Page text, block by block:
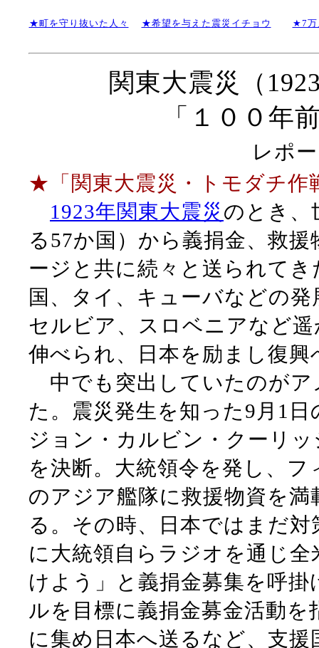
★町を守り抜いた人々 ★希望を与えた震災イチョウ ★7万
関東大震災（
「１００年
レポ
★「関東大震災・トモダチ作
1923年関東大震災 のとき、
る57か国）から義捐金、救
ージと共に続々と送られて
国、タイ、キューバなどの
セルビア、スロベニアなど
伸べられ、日本を励まし復
中でも突出していたのがア
た。震災発生を知った9月1
ジョン・カルビン・クーリ
を決断。大統領令を発し、
のアジア艦隊に救援物資を
る。その時、日本ではまだ
に大統領自らラジオを通じ
けよう」と義捐金募集を呼
ルを目標に義捐金募金活動
に集め日本へ送るなど、支